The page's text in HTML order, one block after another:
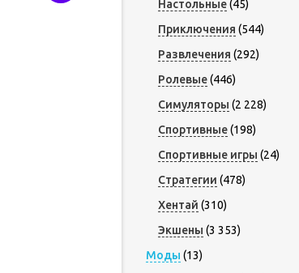
Настольные(45)
Приключения (544)
Развлечения (292)
Ролевые(446)
Симуляторы (2 228)
Спортивные(198)
Спортивные игры (24)
Стратегии (478)
Хентай (310)
Экшены (3 353)
Моды (13)